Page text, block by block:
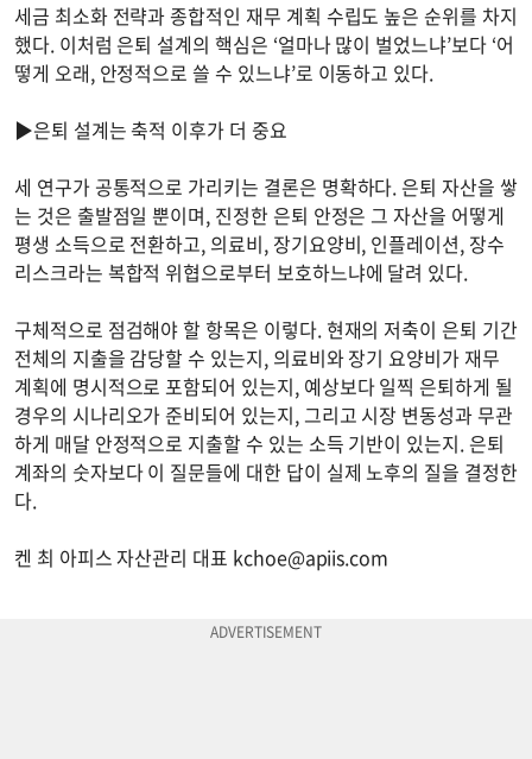
세금 최소화 전략과 종합적인 재무 계획 수립도 높은 순위를 차지
했다. 이처럼 은퇴 설계의 핵심은 ‘얼마나 많이 벌었느냐’보다 ‘어
떻게 오래, 안정적으로 쓸 수 있느냐’로 이동하고 있다.
▶은퇴 설계는 축적 이후가 더 중요
세 연구가 공통적으로 가리키는 결론은 명확하다. 은퇴 자산을 쌓
는 것은 출발점일 뿐이며, 진정한 은퇴 안정은 그 자산을 어떻게
평생 소득으로 전환하고, 의료비, 장기요양비, 인플레이션, 장수
리스크라는 복합적 위협으로부터 보호하느냐에 달려 있다.
구체적으로 점검해야 할 항목은 이렇다. 현재의 저축이 은퇴 기간
전체의 지출을 감당할 수 있는지, 의료비와 장기 요양비가 재무
계획에 명시적으로 포함되어 있는지, 예상보다 일찍 은퇴하게 될
경우의 시나리오가 준비되어 있는지, 그리고 시장 변동성과 무관
하게 매달 안정적으로 지출할 수 있는 소득 기반이 있는지. 은퇴
계좌의 숫자보다 이 질문들에 대한 답이 실제 노후의 질을 결정한
다.
켄 최 아피스 자산관리 대표 kchoe@apiis.com